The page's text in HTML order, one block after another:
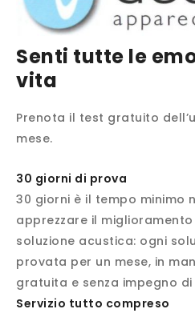
Senti tutte le
vita
Prenota il test gratuito
mese.
30 giorni di prova
30 giorni è il tempo minimo
apprezzare il
soluzione acustica: ogni
provata per un mese, in
gratuita e senza impegno
Servizio tutto compreso